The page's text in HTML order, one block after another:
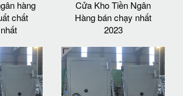
hàng
chất
Cửa Kho Tiền Ngân
Hàng bán chạy nhất
2023